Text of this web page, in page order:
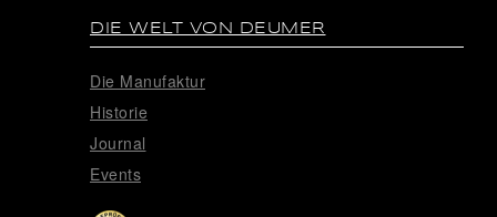
DIE WELT VON DEUMER
Die Manufaktur
Historie
Journal
Events